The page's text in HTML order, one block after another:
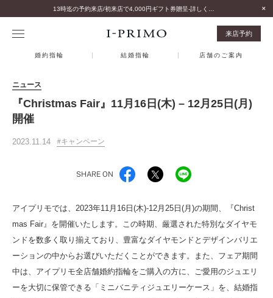
来店予約
婚約指輪 結婚指輪 店舗のご案内
ニュース
『Christmas Fair』11月16日(木) – 12月25日(月)
開催
2023.11.14 キャンペーン
SHARE ON
アイプリモでは、2023年11月16日(木)‐12月25日(月)の期間、『Christ
mas Fair』を開催いたします。この時期、厳選された特別なダイヤモ
ンドを数多く取り揃えており、豊富なダイヤモンドとデザインバリエ
ーションの中からお選びいただくことができます。また、フェア期間
中は、アイプリモ全店舗婚約指輪をご購入の方に、ご愛用のジュエリ
ーを大切に保管できる「ミニバニティジュエリーケース」を、結婚指